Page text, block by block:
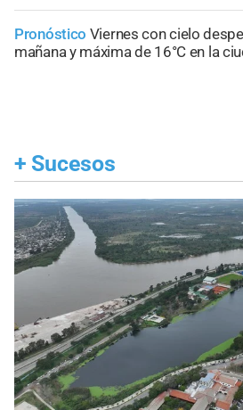
Pronóstico Viernes con cielo
mañana y máxima de 16°C en la
+ Sucesos